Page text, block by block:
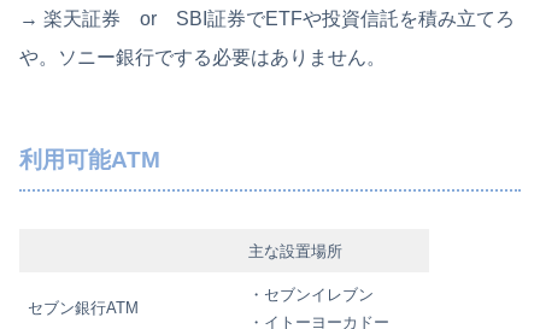
→ 楽天証券 or SBI証券でETFや投資信託を積み立てろ
や。ソニー銀行でする必要はありません。
利用可能ATM
主な設置場所
セブン銀行ATM
・セブンイレブン
・イトーヨーカドー